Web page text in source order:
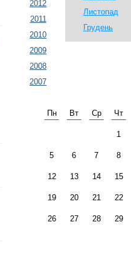
2012
2011
2010
2009
2008
2007
Листопад
Грудень
Пн Вт Ср Чт
1
5 6 7 8
12 13 14 15
19 20 21 22
26 27 28 29